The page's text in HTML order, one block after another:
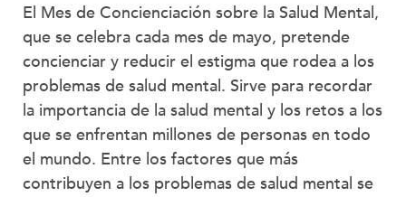
El Mes de Concienciación sobre la Salud Mental,
que se celebra cada mes de mayo, pretende
concienciar y reducir el estigma que rodea a los
problemas de salud mental. Sirve para recordar
la importancia de la salud mental y los retos a los
que se enfrentan millones de personas en todo
el mundo. Entre los factores que más
contribuyen a los problemas de salud mental se